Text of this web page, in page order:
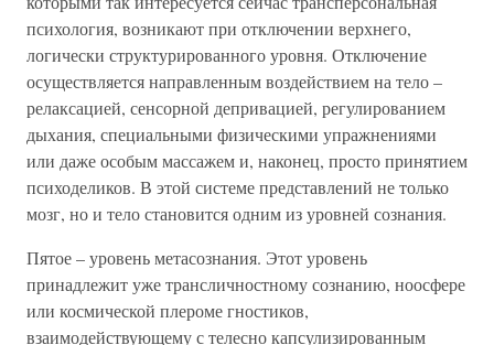
психология, возникают при отключении верхнего,
логически структурированного уровня. Отключение
осуществляется направленным воздействием на тело –
релаксацией, сенсорной депривацией, регулированием
дыхания, специальными физическими упражнениями
или даже особым массажем и, наконец, просто принятием
психоделиков. В этой системе представлений не только
мозг, но и тело становится одним из уровней сознания.
Пятое – уровень метасознания. Этот уровень
принадлежит уже трансличностному сознанию, ноосфере
или космической плероме гностиков,
взаимодействующему с телесно капсулизированным